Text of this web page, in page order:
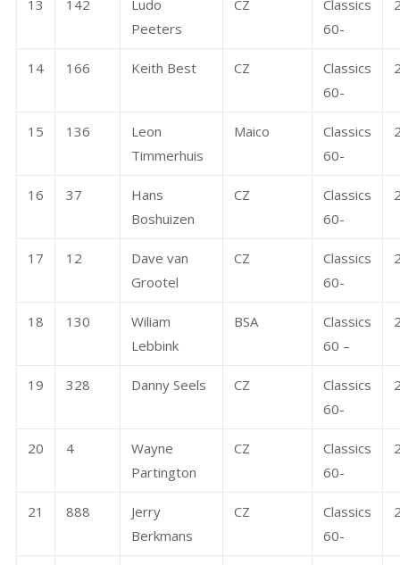
13 142
Ludo
Peeters
CZ
Classics
60-
14 166 Keith Best CZ
Classics
60-
15 136
Leon
Timmerhuis
Maico
Classics
60-
16 37
Hans
Boshuizen
CZ
Classics
60-
17 12
Dave van
Grootel
CZ
Classics
60-
18 130
Wiliam
Lebbink
BSA
Classics
60 –
19 328 Danny Seels CZ
Classics
60-
20 4
Wayne
Partington
CZ
Classics
60-
21 888
Jerry
Berkmans
CZ
Classics
60-